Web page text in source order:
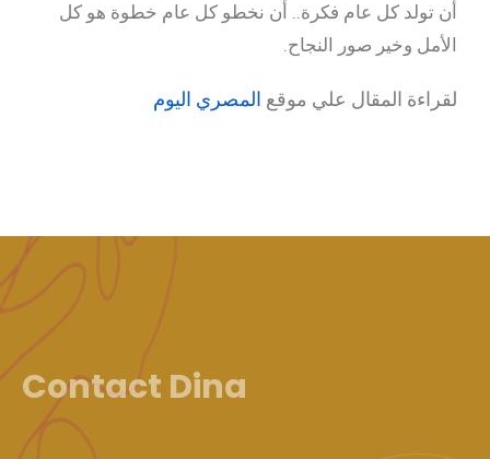
أن تولد كل عام فكرة.. أن نخطو كل عام خطوة هو كل
الأمل وخير صور النجاح.
لقراءة المقال علي موقع المصري اليوم
Contact Dina